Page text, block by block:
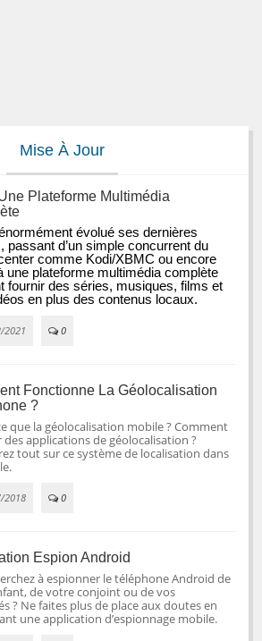
Mise À Jour
Plateforme Multimédia
évolué ses dernières
passant d’un simple concurrent du
comme Kodi/XBMC ou encore
une plateforme multimédia complète
fournir des séries, musiques, films et
en plus des contenus locaux.
0
Fonctionne La Géolocalisation
?
que la géolocalisation mobile ? Comment
des applications de géolocalisation ?
tout sur ce système de localisation dans
2018 0
Espion Android
à espionner le téléphone Android de
de votre conjoint ou de vos
? Ne faites plus de place aux doutes en
une application d’espionnage mobile.